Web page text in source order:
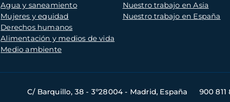
Agua y saneamiento
Mujeres y equidad
Derechos humanos
Alimentación y medios de vida
Medio ambiente
Nuestro trabajo en Asia
Nuestro trabajo en España
C/ Barquillo, 38 - 3º28004 - Madrid, España 900 811